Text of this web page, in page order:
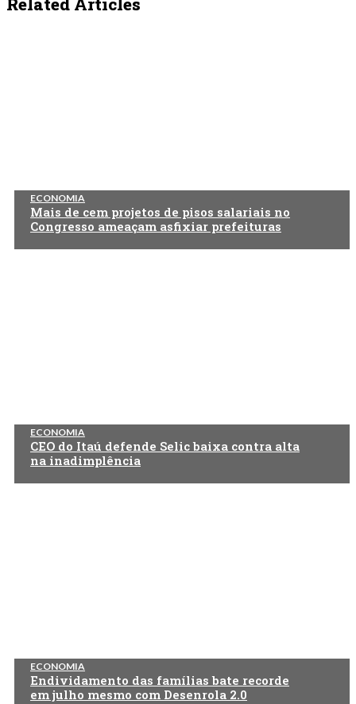
ECONOMIA
Mais de cem projetos de pisos salariais no
Congresso ameaçam asfixiar prefeituras
ECONOMIA
CEO do Itaú defende Selic baixa contra alta
na inadimplência
ECONOMIA
Endividamento das famílias bate recorde
em julho mesmo com Desenrola 2.0